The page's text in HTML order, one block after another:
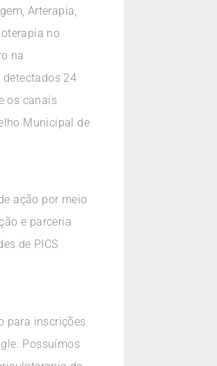
Arterapia,
no
na
24
os canais
Municipal de
ação por meio
e parceria
de PICS
para inscrições
Possuímos